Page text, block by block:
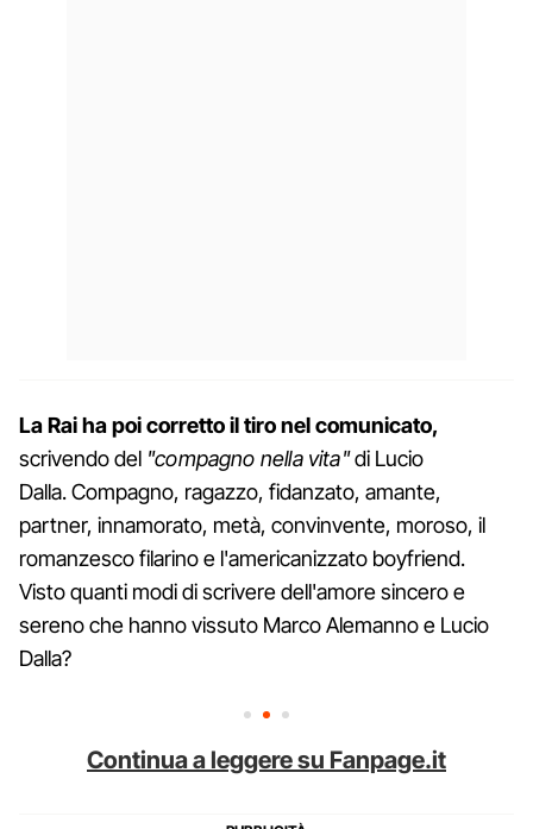
La Rai ha poi corretto il tiro nel comunicato,
scrivendo del "compagno nella vita"di Lucio
Dalla. Compagno, ragazzo, fidanzato, amante,
partner, innamorato, metà, convinvente, moroso, il
romanzesco filarino e l'americanizzato boyfriend.
Visto quanti modi di scrivere dell'amore sincero e
sereno che hanno vissuto Marco Alemanno e Lucio
Dalla?
Continua a leggere su Fanpage.it